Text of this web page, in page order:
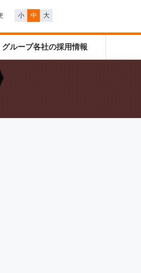
小 中 大
グループ各社の採用情報